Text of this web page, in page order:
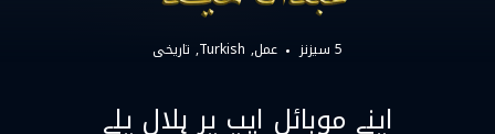
5 سیزنز عمل Turkish تاریخی
اپنے موبائل ایپ پر ہلال پلے